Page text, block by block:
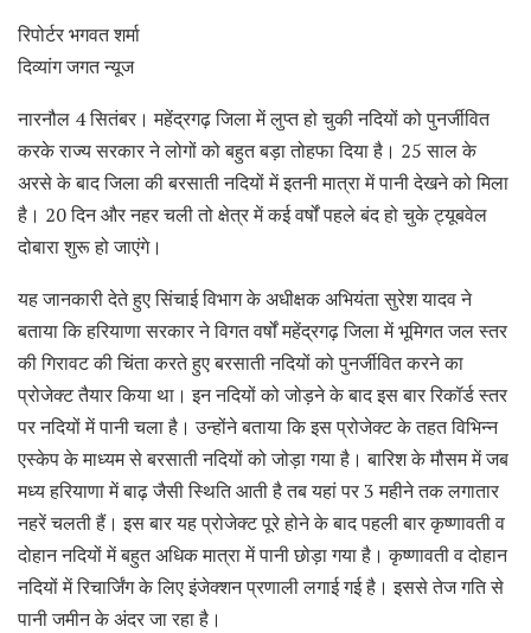
रिपोर्टर भगवत शर्मा
दिव्यांग जगत न्यूज
नारनौल 4 सितंबर। महेंद्रगढ़ जिला में लुप्त हो चुकी नदियों को पुनर्जीवित
करके राज्य सरकार ने लोगों को बहुत बड़ा तोहफा दिया है। 25 साल के
अरसे के बाद जिला की बरसाती नदियों में इतनी मात्रा में पानी देखने को मिला
है। 20 दिन और नहर चली तो क्षेत्र में कई वर्षों पहले बंद हो चुके ट्यूबवेल
दोबारा शुरू हो जाएंगे।
यह जानकारी देते हुए सिंचाई विभाग के अधीक्षक अभियंता सुरेश यादव ने
बताया कि हरियाणा सरकार ने विगत वर्षों महेंद्रगढ़ जिला में भूमिगत जल स्तर
की गिरावट की चिंता करते हुए बरसाती नदियों को पुनर्जीवित करने का
प्रोजेक्ट तैयार किया था। इन नदियों को जोड़ने के बाद इस बार रिकॉर्ड स्तर
पर नदियों में पानी चला है। उन्होंने बताया कि इस प्रोजेक्ट के तहत विभिन्न
एस्केप के माध्यम से बरसाती नदियों को जोड़ा गया है। बारिश के मौसम में जब
मध्य हरियाणा में बाढ़ जैसी स्थिति आती है तब यहां पर 3 महीने तक लगातार
नहरें चलती हैं। इस बार यह प्रोजेक्ट पूरे होने के बाद पहली बार कृष्णावती व
दोहान नदियों में बहुत अधिक मात्रा में पानी छोड़ा गया है। कृष्णावती व दोहान
नदियों में रिचार्जिंग के लिए इंजेक्शन प्रणाली लगाई गई है। इससे तेज गति से
पानी जमीन के अंदर जा रहा है।